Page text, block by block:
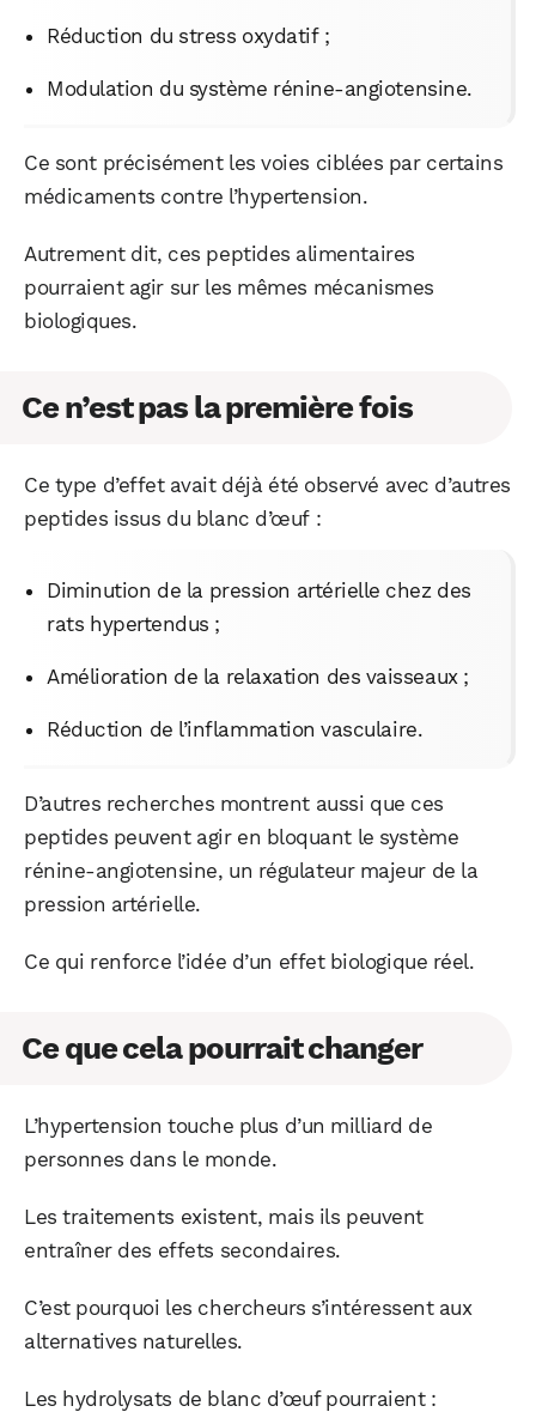
Réduction du stress oxydatif ;
Modulation du système rénine-angiotensine.
Ce sont précisément les voies ciblées par certains
médicaments contre l’hypertension.
Autrement dit, ces peptides alimentaires
pourraient agir sur les mêmes mécanismes
biologiques.
Ce n’est pas la première fois
Ce type d’effet avait déjà été observé avec d’autres
peptides issus du blanc d’œuf :
Diminution de la pression artérielle chez des
rats hypertendus ;
Amélioration de la relaxation des vaisseaux ;
Réduction de l’inflammation vasculaire.
D’autres recherches montrent aussi que ces
peptides peuvent agir en bloquant le système
rénine-angiotensine, un régulateur majeur de la
pression artérielle.
Ce qui renforce l’idée d’un effet biologique réel.
Ce que cela pourrait changer
L’hypertension touche plus d’un milliard de
personnes dans le monde.
Les traitements existent, mais ils peuvent
entraîner des effets secondaires.
C’est pourquoi les chercheurs s’intéressent aux
alternatives naturelles.
Les hydrolysats de blanc d’œuf pourraient :
Facebook X LinkedIn